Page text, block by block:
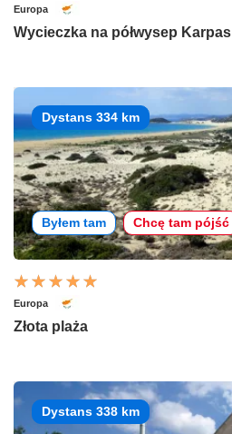
Europa
Wycieczka na półwysep Karpas
Dystans 334 km
Byłem tam Chcę tam pójść
Europa
Złota plaża
Dystans 338 km